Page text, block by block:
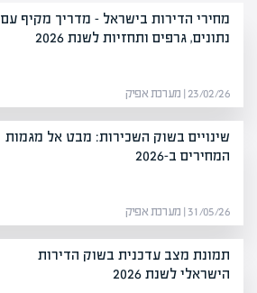
מחירי הדירות בישראל – מדריך מקיף עם
נתונים, גרפים ותחזיות לשנת 2026
23/02/26 | מערכת אפיק
שינויים בשוק השכירות: מבט אל מגמות
המחירים ב-2026
31/05/26 | מערכת אפיק
תמונת מצב עדכנית בשוק הדירות
הישראלי לשנת 2026